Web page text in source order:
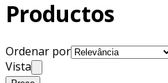
Productos
Ordenar por
Vista